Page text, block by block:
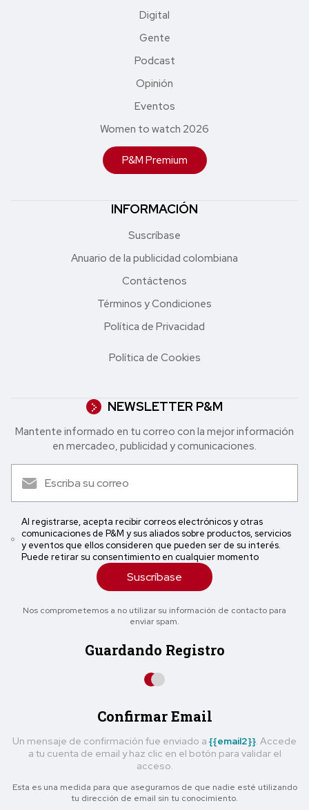
Digital
Gente
Podcast
Opinión
Eventos
Women to watch 2026
P&M Premium
INFORMACIÓN
Suscríbase
Anuario de la publicidad colombiana
Contáctenos
Términos y Condiciones
Política de Privacidad
Política de Cookies
NEWSLETTER P&M
Mantente informado en tu correo con la mejor in formación
en mercadeo, publicidad y comunicaciones.
Al registrarse, acepta recibir correos electrónicos y otras
comunicaciones de P&M y sus aliados sobre productos, servicios
y eventos que ellos consideren que pueden ser de su interés.
Puede retirar su consentimiento en cualquier momento
Suscríbase
Nos comprometemos a no utilizar su información de contacto para
enviar spam.
Guardando Registro
Confirmar Email
Un mensaje de confirmación fue enviado a {{email2}} . Accede
a tu cuenta de email y haz clic en el botón para validar el
acceso.
Esta es una medida para que asegurarnos de que nadie esté utilizando
tu dirección de email sin tu conocimiento.